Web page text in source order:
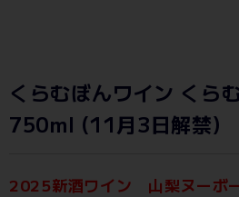
くらむぼんワイン くら
750ml (11月3日解禁)
2025新酒ワイン 山梨ヌーボ